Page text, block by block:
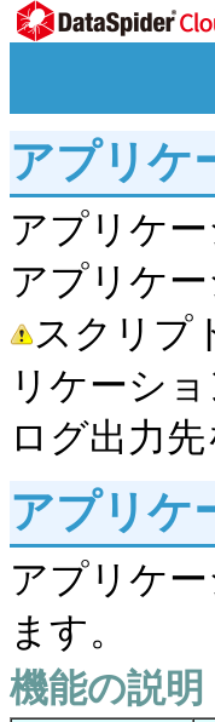
アプリケ
アプリケ
アプリケ
スクリプ
リケーシ
ログ出力
アプリケ
アプリケ
ます。
機能の説明